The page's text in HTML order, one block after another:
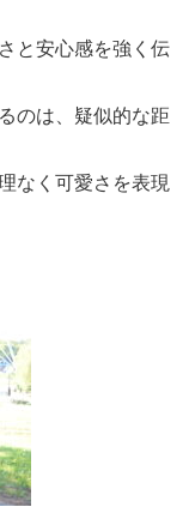
と安心感を強く伝
のは、疑似的な距
なく可愛さを表現